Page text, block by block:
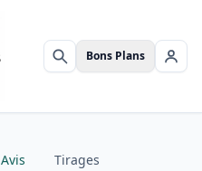
Rechercher
Bons Plans Se
Avis Tirages